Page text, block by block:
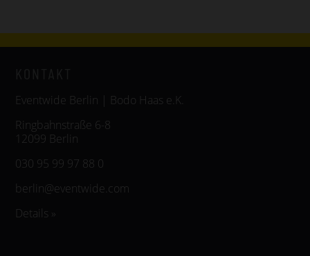
Eventwide Berlin | Bodo Haas e.K.
Ringbahnstraße 6-8
12099 Berlin
030 95 99 97 88 0
berlin@eventwide.com
Details »